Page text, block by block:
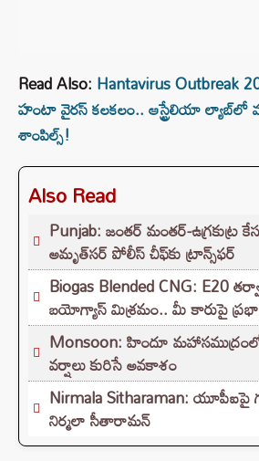
Read Also: Hantavirus Outbreak
హంటా వైరస్ కలకలం.. ఆస్ట్రేలియా
శాంపిల్స్!
Also Read
Punjab: జంతర్ మంతర్-ఉగ్రకుట్ర
అమృత్‌సర్ పోలీస్ చీఫ్‌కు ట్రాన్స్‌ఫర్
Biogas Blended CNG: E20
బయోగ్యాస్ మిశ్రమం.. మీ కారుపై
Monsoon: హిందూ
వర్షాలు కురిసే అవకాశం
Nirmala Sitharaman: యూపీఐపై
నిర్మలా సీతారామన్